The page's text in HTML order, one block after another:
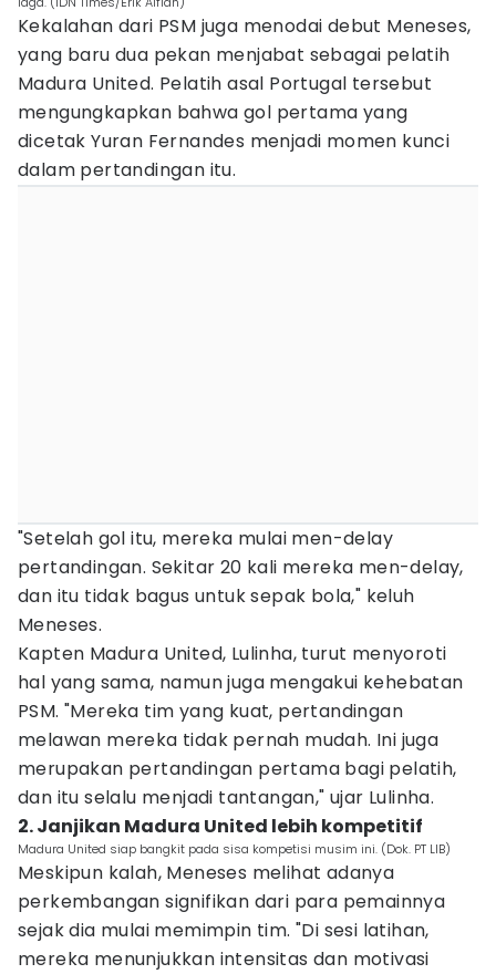
Kekalahan dari PSM juga menodai debut Meneses,
yang baru dua pekan menjabat sebagai pelatih
Madura United. Pelatih asal Portugal tersebut
mengungkapkan bahwa gol pertama yang
dicetak Yuran Fernandes menjadi momen kunci
dalam pertandingan itu.
"Setelah gol itu, mereka mulai men-delay
pertandingan. Sekitar 20 kali mereka men-delay,
dan itu tidak bagus untuk sepak bola," keluh
Meneses.
Kapten Madura United, Lulinha, turut menyoroti
hal yang sama, namun juga mengakui kehebatan
PSM. "Mereka tim yang kuat, pertandingan
melawan mereka tidak pernah mudah. Ini juga
merupakan pertandingan pertama bagi pelatih,
dan itu selalu menjadi tantangan," ujar Lulinha.
2. Janjikan Madura United lebih kompetitif
Madura United siap bangkit pada sisa kompetisi musim ini. (Dok. PT LIB)
Meskipun kalah, Meneses melihat adanya
perkembangan signifikan dari para pemainnya
sejak dia mulai memimpin tim. "Di sesi latihan,
mereka menunjukkan intensitas dan motivasi